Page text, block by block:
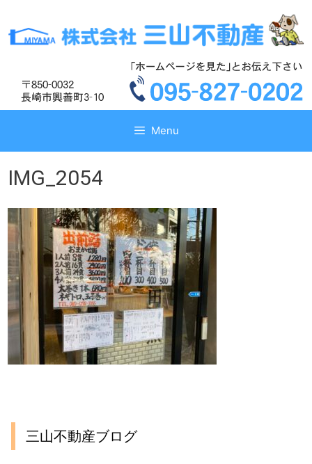
テ
ス
テ
ス
Menu
IMG_2054
三山不動産ブログ